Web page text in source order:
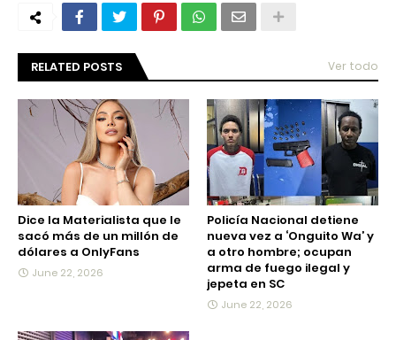
RELATED POSTS Ver todo
Dice la Materialista que le
sacó más de un millón de
dólares a OnlyFans
June 22, 2026
Policía Nacional detiene
nueva vez a ‘Onguito Wa’ y
a otro hombre; ocupan
arma de fuego ilegal y
jepeta en SC
June 22, 2026